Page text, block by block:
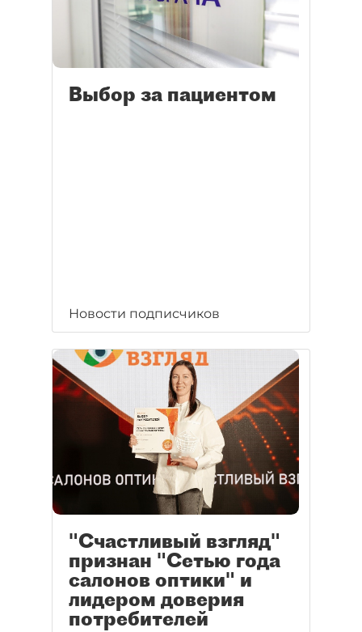
Выбор за пациентом
Новости подписчиков
"Счастливый взгляд"
признан "Сетью года
салонов оптики" и
лидером доверия
потребителей